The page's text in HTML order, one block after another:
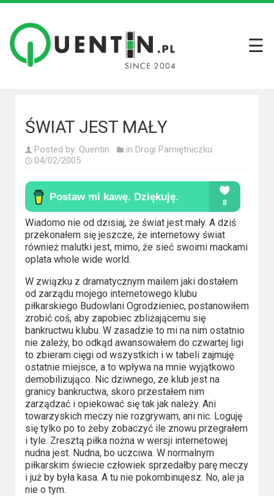
Filmy
filmów
Krótkie
recenzje
Seriale
Wszystkie
recenzje
seriali
Kategorie
Bollywood
&
s-
ka
Filmy
dokumentalne
Horrory
Kino
azjatyckie
☰
ŚWIAT JEST MAŁY
Posted by: Quentin in Drogi Pamiętniczku
04/02/2005
Wiadomo nie od dzisiaj, że świat jest mały. A dziś
przekonałem się jeszcze, że internetowy świat
również malutki jest, mimo, że sieć swoimi mackami
oplata whole wide world.
W związku z dramatycznym mailem jaki dostałem
od zarządu mojego internetowego klubu
piłkarskiego Budowlani Ogrodzieniec, postanowiłem
zrobić coś, aby zapobiec zbliżającemu się
bankructwu klubu. W zasadzie to mi na nim ostatnio
nie zależy, bo odkąd awansowałem do czwartej ligi
to zbieram cięgi od wszystkich i w tabeli zajmuję
ostatnie miejsce, a to wpływa na mnie wyjątkowo
demobilizująco. Nic dziwnego, ze klub jest na
granicy bankructwa, skoro przestałem nim
zarządzać i opiekować się tak jak należy. Ani
towarzyskich meczy nie rozgrywam, ani nic. Loguję
się tylko po to żeby zobaczyć ile znowu przegrałem
i tyle. Zresztą piłka nożna w wersji internetowej
nudna jest. Nudna, bo uczciwa. W normalnym
piłkarskim świecie człowiek sprzedałby parę meczy
i już by była kasa. A tu nie pokombinujesz. No, ale ja
nie o tym.